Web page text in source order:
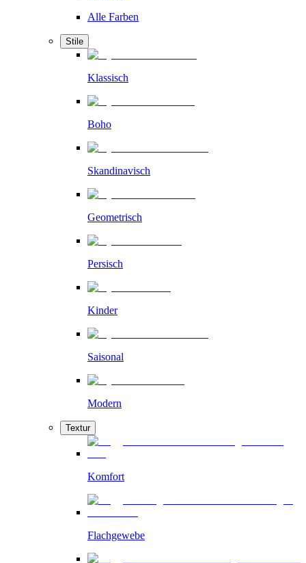
Alle Farben
Stile
Klassisch
Boho
Skandinavisch
Geometrisch
Persisch
Kinder
Saisonal
Modern
Textur
Komfort
Flachgewebe